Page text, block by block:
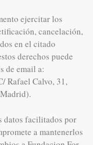
ejercitar los
cancelación,
en el citado
derechos puede
de email a:
Rafael Calvo, 31,
datos facilitados por
a mantenerlos